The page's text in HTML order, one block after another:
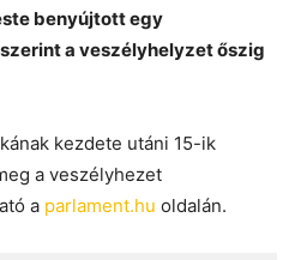
benyújtott egy
a veszélyhelyzet őszig
kezdete utáni 15-ik
a veszélyhezet
a parlament.hu oldalán.